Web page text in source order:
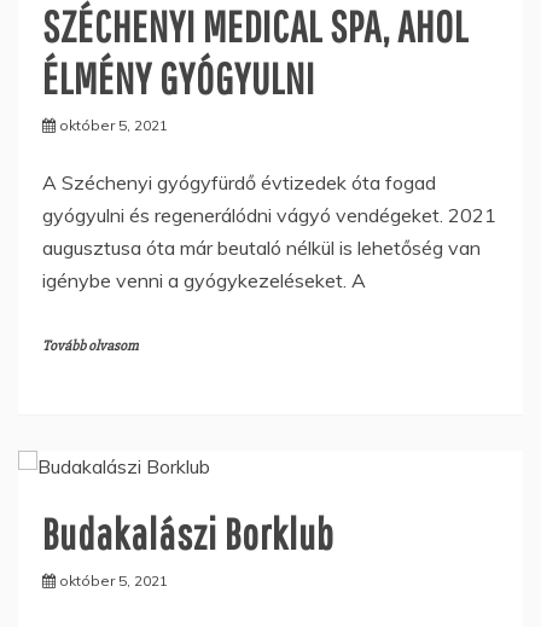
SZÉCHENYI MEDICAL SPA, AHOL
ÉLMÉNY GYÓGYULNI
október 5, 2021
A Széchenyi gyógyfürdő évtizedek óta fogad
gyógyulni és regenerálódni vágyó vendégeket. 2021
augusztusa óta már beutaló nélkül is lehetőség van
igénybe venni a gyógykezeléseket. A
Tovább olvasom
Budakalászi Borklub
október 5, 2021